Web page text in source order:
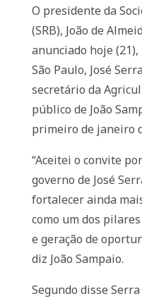
O presidente da
(SRB), João de
anunciado hoje
São Paulo, José
secretário da
público de João
primeiro de janeiro
“Aceitei o convite
governo de José
fortalecer ainda
como um dos
e geração de
diz João Sampaio.
Segundo disse